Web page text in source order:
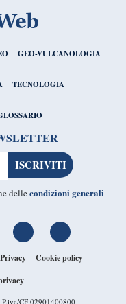
GEO-VULCANOLOGIA
TECNOLOGIA
dellecondizioni generali
Privacy
Cookie policy
CF 02901400800